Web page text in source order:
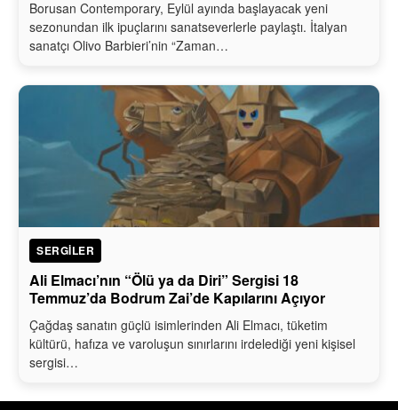
Borusan Contemporary, Eylül ayında başlayacak yeni
sezonundan ilk ipuçlarını sanatseverlerle paylaştı. İtalyan
sanatçı Olivo Barbieri’nin “Zaman…
SERGILER
Ali Elmacı’nın “Ölü ya da Diri” Sergisi 18
Temmuz’da Bodrum Zai’de Kapılarını Açıyor
Çağdaş sanatın güçlü isimlerinden Ali Elmacı, tüketim
kültürü, hafıza ve varoluşun sınırlarını irdelediği yeni kişisel
sergisi…